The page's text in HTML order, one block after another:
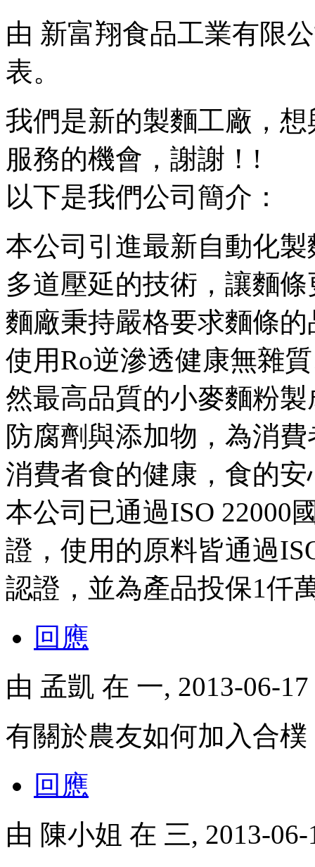
由 新富翔食品工業有限
表。
我們是新的製麵工廠，
服務的機會，謝謝！!
以下是我們公司簡介：
本公司引進最新自動化
多道壓延的技術，讓麵
麵廠秉持嚴格要求麵條
使用Ro逆滲透健康無雜
然最高品質的小麥麵粉
防腐劑與添加物，為消
消費者食的健康，食的安
本公司已通過ISO 22000
證，使用的原料皆通過
認證，並為產品投保1仟
回應
由 孟凱 在 一, 2013-06-
有關於農友如何加入合樸
回應
由 陳小姐 在 三, 2013-